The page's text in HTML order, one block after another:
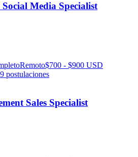
Media Specialist
Remoto$700 - $900 USD
postulaciones
Sales Specialist